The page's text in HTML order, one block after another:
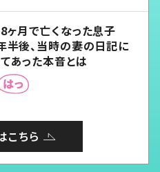
ヶ月で亡くなった息子
半後、当時の妻の日記に
あった本音とは
こちら